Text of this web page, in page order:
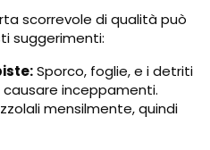
scorrevole di qualità può
suggerimenti:
Sporco, foglie, e i detriti
inceppamenti.
mensilmente, quindi